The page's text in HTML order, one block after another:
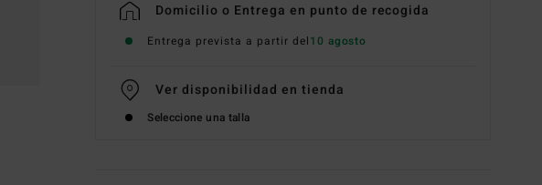
Domicilio o Entrega en punto de recogida
Entrega prevista a partir del10 agosto
Ver disponibilidad en tienda
Seleccione una talla